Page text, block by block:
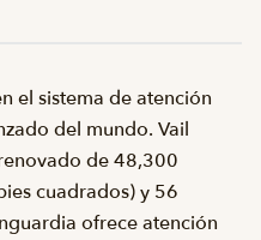
el sistema de atención
del mundo. Vail
de 48,300
cuadrados) y 56
ofrece atención